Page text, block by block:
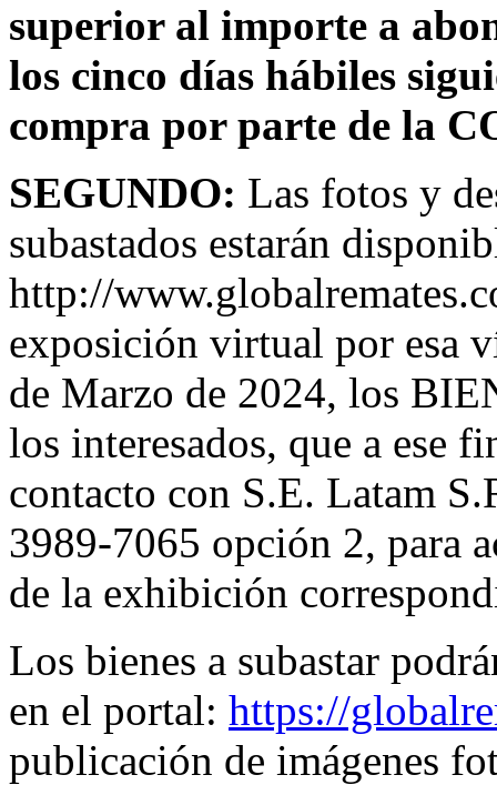
superior al importe a
los cinco días hábiles
compra por parte de la
SEGUNDO: Las fotos y
subastados estarán
http://
exposición virtual por esa
de Marzo de 2024, los
los interesados, que a ese
contacto con S.E. Latam
3989-7065 opción 2, para
de la exhibición
Los bienes a subastar
en el portal: https://
publicación de imágenes